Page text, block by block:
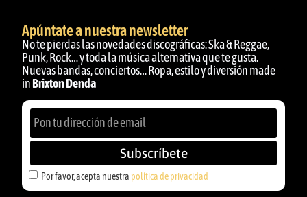
Apúntate a nuestra newsletter
No te pierdas las novedades discográficas: Ska & Reggae,
Punk, Rock… y toda la música alternativa que te gusta.
Nuevas bandas, conciertos… Ropa, estilo y diversión made
in Brixton Denda
Por favor, acepta nuestra política de privacidad
Subscríbete